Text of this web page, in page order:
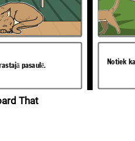
Šajā scenārijā kļūst
That
pasaulē. Notiek